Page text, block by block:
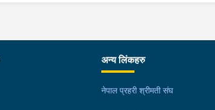
अन्य लिंकहरु
नेपाल प्रहरी श्रीमती संघ